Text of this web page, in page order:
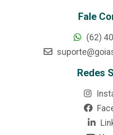
Fale
(62)
Redes